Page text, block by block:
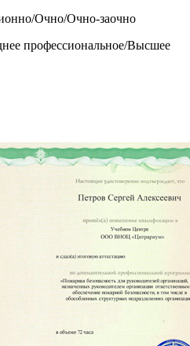
Очно/Очно-заочно
профессиональное/Высшее